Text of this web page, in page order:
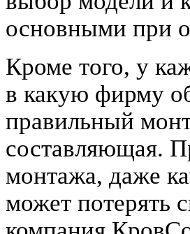
основными при
Кроме того, у
в какую фирму
правильный
составляющая.
монтажа, даже
может потерять